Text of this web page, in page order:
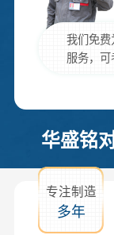
我们免费
服务，
华盛铭
专注制造
多年